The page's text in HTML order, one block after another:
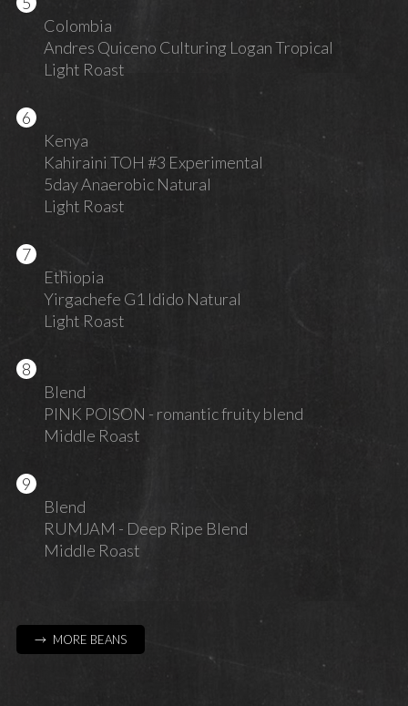
Colombia
Andres Quiceno Culturing Logan Tropical
Light Roast
Kenya
Kahiraini TOH #3 Experimental
5day Anaerobic Natural
Light Roast
Ethiopia
Yirgachefe G1 Idido Natural
Light Roast
Blend
PINK POISON - romantic fruity blend
Middle Roast
Blend
RUMJAM - Deep Ripe Blend
Middle Roast
→ MORE BEANS